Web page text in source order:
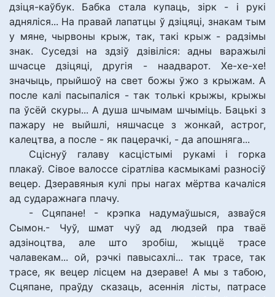
дзіця-каўбук. Бабка стала купаць, зірк - і рукі
адняліся... На правай лапатцы ў дзіцяці, знакам тым
у мяне, чырвоны крыж, так, такі крыж - радзімы
знак. Суседзі на здзіў дзівіліся: адны варажылі
шчасце дзіцяці, другія - наадварот. Хе-хе-хе!
значыць, прыйшоў на свет божы ўжо з крыжам. А
после калі пасыпаліся - так толькі крыжы, крыжы
па ўсёй скуры... А душа шчымам шчыміць. Бацькі з
пажару не выйшлі, няшчасце з жонкай, астрог,
калецтва, а после - як пацерачкі, - да апошняга...
Сціснуў галаву касцістымі рукамі і горка
плакаў. Сівое валоссе сіратліва касмыкамі разносіў
вецер. Дзеравяныя кулі пры нагах мёртва качаліся
ад сударажнага плачу.
- Сцяпане! - крэпка надумаўшыся, азваўся
Сымон.- Чуў, шмат чуў ад людзей пра тваё
адзіноцтва, але што зробіш, жыццё трасе
чалавекам... ой, рэчкі павысахлі... так трасе, так
трасе, як вецер лісцем на дзераве! А мы з табою,
Сцяпане, праўду сказаць, асеннія лісты, патрасе